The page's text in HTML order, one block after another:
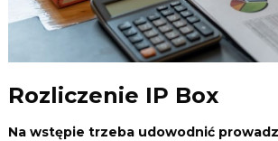
Rozliczenie IP Box
Na wstępie trzeba udowodnić